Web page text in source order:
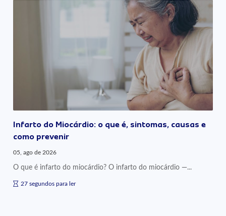
Infarto do Miocárdio: o que é, sintomas, causas e
como prevenir
05, ago de 2026
O que é infarto do miocárdio? O infarto do miocárdio —...
27 segundos para ler